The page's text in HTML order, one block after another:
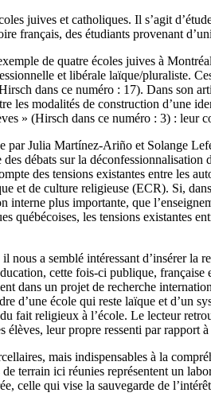
juives et catholiques. Il s’agit
français, des étudiants provenant
de quatre écoles juives à
et libérale laïque/pluraliste.
dans ce numéro : 17). Dans son
les modalités de construction d’une
» (Hirsch dans ce numéro : 3) :
par Julia Martínez-Ariño et Solange
débats sur la
des tensions existantes entre les
et de culture religieuse (ECR). Si,
interne plus importante, que
québécoises, les tensions existantes
nous a semblé intéressant d’insérer
cette fois-ci publique,
dans un projet de recherche
d’une école qui reste laïque et d’un
fait religieux à l’école. Le lecteur
leur propre ressenti par rapport
mais indispensables à la
terrain ici réunies représentent un
celle qui vise la sauvegarde de